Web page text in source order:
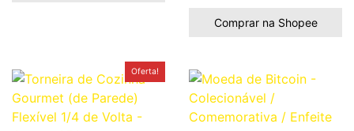
Comprar na Shopee
Oferta!
preço
original
era:
R$80,03.
preço
é:
R$57,63.